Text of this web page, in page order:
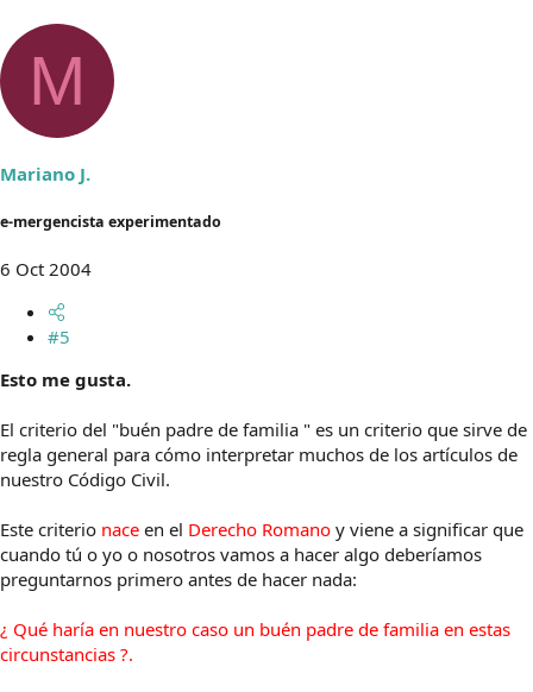
M
Mariano J.
e-mergencista experimentado
6 Oct 2004
#5
Esto me gusta.
El criterio del "buén padre de familia " es un criterio que sirve de
regla general para cómo interpretar muchos de los artículos de
nuestro Código Civil.
Este criterio nace en el Derecho Romano y viene a significar que
cuando tú o yo o nosotros vamos a hacer algo deberíamos
preguntarnos primero antes de hacer nada:
¿ Qué haría en nuestro caso un buén padre de familia en estas
circunstancias ?.